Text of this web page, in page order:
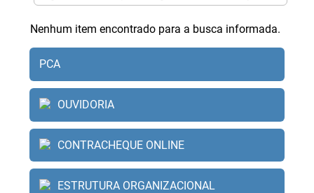
Nenhum item encontrado para a busca informada.
PCA
OUVIDORIA
CONTRACHEQUE ONLINE
ESTRUTURA ORGANIZACIONAL